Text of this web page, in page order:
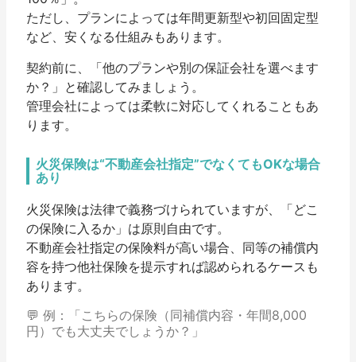
ただし、プランによっては年間更新型や初回固定型
など、安くなる仕組みもあります。
契約前に、「他のプランや別の保証会社を選べます
か？」と確認してみましょう。
管理会社によっては柔軟に対応してくれることもあ
ります。
火災保険は“不動産会社指定”でなくてもOKな場合
あり
火災保険は法律で義務づけられていますが、「どこ
の保険に入るか」は原則自由です。
不動産会社指定の保険料が高い場合、 同等の補償内
容を持つ他社保険を提示すれば認められるケースも
あります。
💬 例：「こちらの保険（同補償内容・年間8,000
円）でも大丈夫でしょうか？」